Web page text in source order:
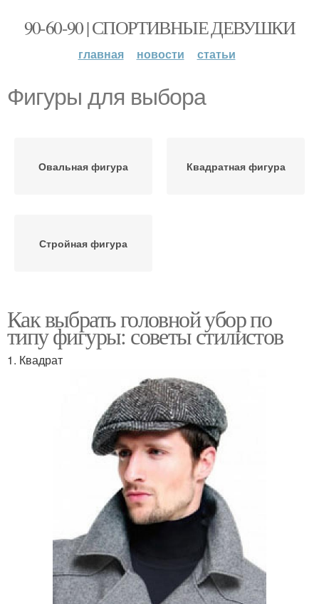
90-60-90 | СПОРТИВНЫЕ ДЕВУШКИ
главная новости статьи
Фигуры для выбора
Овальная фигура Квадратная фигура
Стройная фигура
Как выбрать головной убор по
типу фигуры: советы стилистов
1. Квадрат